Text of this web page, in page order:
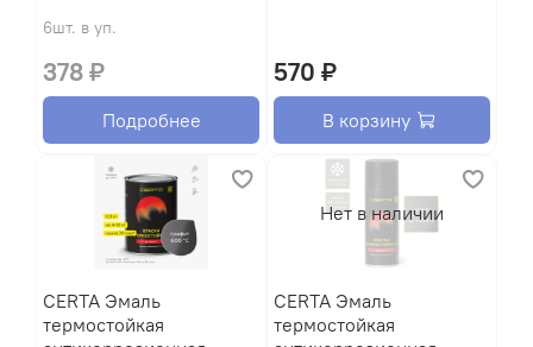
6шт. в уп.
378 ₽
Подробнее
570 ₽
В корзину
CERTA Эмаль
термостойкая
Нет в наличии
CERTA Эмаль
термостойкая